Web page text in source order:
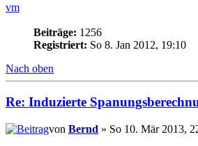
vm
Beiträge: 1256
Registriert: So 8. Jan 2012, 19:10
Nach oben
Re: Induzierte
von Bernd » So 10. Mär 2013,